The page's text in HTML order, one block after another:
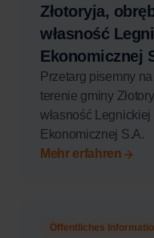
Złotoryja,
własność
Ekonomicznej
Przetarg pisemny
terenie gminy
własność
Ekonomicznej S.A.
Mehr erfahren
Öffentliches